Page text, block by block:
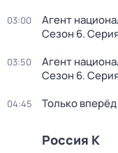
03:00 Агент
Сезон 6.
03:50 Агент
Сезон 6.
04:45 Только вперёд
Россия К